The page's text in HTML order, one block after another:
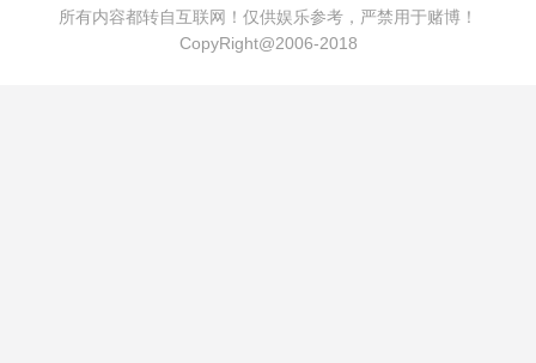
所有内容都转自互联网！仅供娱乐参考，严禁用于赌博！
CopyRight@2006-2018